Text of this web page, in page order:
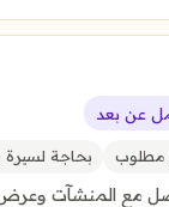
عن بعد
مطلوب بحاجة
مع المنشآت وعرض